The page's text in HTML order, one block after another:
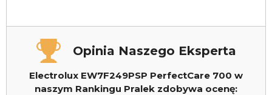
Opinia Naszego Eksperta
Electrolux EW7F249PSP PerfectCare 700 w
naszym Rankingu Pralek zdobywa ocenę: